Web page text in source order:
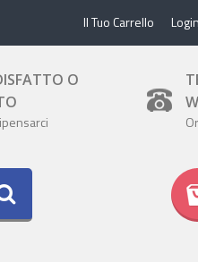
Il Tuo Carrello Login
O